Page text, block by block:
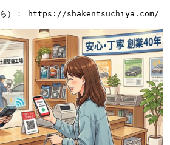
ちら）： https://shakentsuchiya.com/